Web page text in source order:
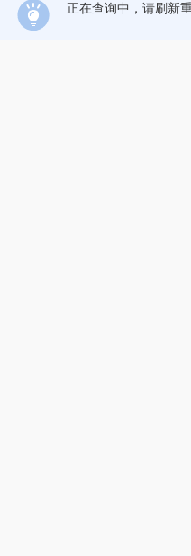
正在查询中，请刷新